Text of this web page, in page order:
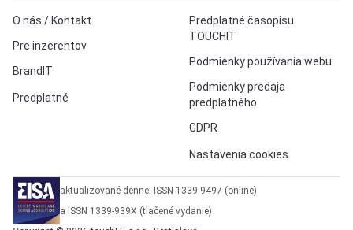
O nás / Kontakt
Pre inzerentov
BrandIT
Predplatné
Predplatné časopisu
TOUCHIT
Podmienky používania webu
Podmienky predaja
predplatného
GDPR
Nastavenia cookies
aktualizované denne: ISSN 1339-9497 (online)
a ISSN 1339-939X (tlačené vydanie)